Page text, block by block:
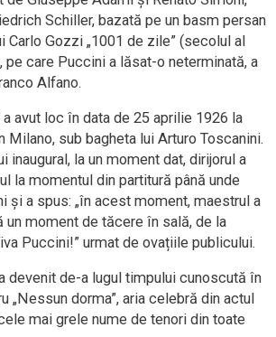
Schiller, bazată pe un basm persan
Gozzi „1001 de zile” (secolul al
pe care Puccini a lăsat-o neterminată, a
Alfano.
avut loc în data de 25 aprilie 1926 la
Milano, sub bagheta lui Arturo Toscanini.
inaugural, la un moment dat, dirijorul a
la momentul din partitură până unde
și a spus: „în acest moment, maestrul a
un moment de tăcere în sală, de la
Puccini!” urmat de ovațiile publicului.
devenit de-a lugul timpului cunoscută în
„Nessun dorma”, aria celebră din actul
mai grele nume de tenori din toate